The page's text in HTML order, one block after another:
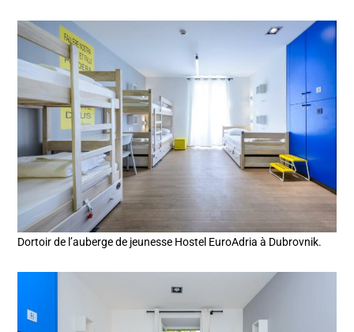
Dortoir de l’auberge de jeunesse Hostel EuroAdria à Dubrovnik.